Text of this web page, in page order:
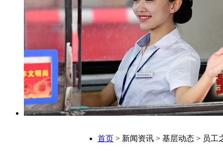
首页 > 新闻资讯 > 基层动态 > 员工